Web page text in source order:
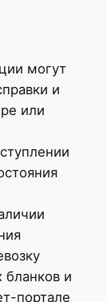
могут
и
или
бланков и
портале